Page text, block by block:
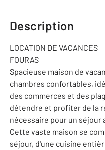
Description
LOCATION DE VACANCES
FOURAS
Spacieuse maison de
chambres confortables,
des commerces et des
détendre et profiter de la
nécessaire pour un séjour
Cette vaste maison se
séjour, d'une cuisine